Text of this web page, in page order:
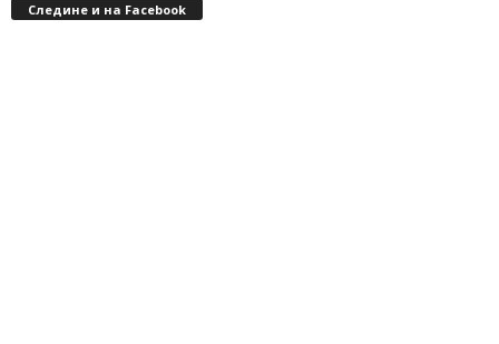
Следине и на Facebook